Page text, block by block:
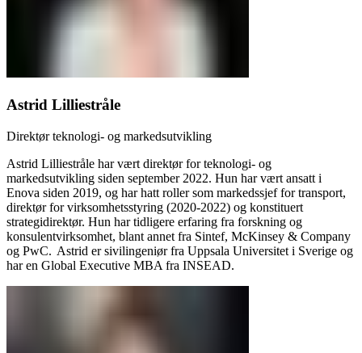
Astrid Lilliestråle
Direktør teknologi- og markedsutvikling
Astrid Lilliestråle har vært direktør for teknologi- og
markedsutvikling siden september 2022. Hun har vært ansatt i
Enova siden 2019, og har hatt roller som markedssjef for transport,
direktør for virksomhetsstyring (2020-2022) og konstituert
strategidirektør. Hun har tidligere erfaring fra forskning og
konsulentvirksomhet, blant annet fra Sintef, McKinsey & Company
og PwC. Astrid er sivilingeniør fra Uppsala Universitet i Sverige og
har en Global Executive MBA fra INSEAD.